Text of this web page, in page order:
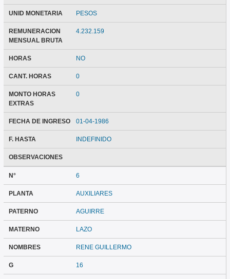
UNID MONETARIA PESOS
REMUNERACION
MENSUAL BRUTA
4.232.159
HORAS NO
CANT. HORAS 0
MONTO HORAS
EXTRAS
0
FECHA DE INGRESO 01-04-1986
F. HASTA INDEFINIDO
OBSERVACIONES
N° 6
PLANTA AUXILIARES
PATERNO AGUIRRE
MATERNO LAZO
NOMBRES RENE GUILLERMO
G 16